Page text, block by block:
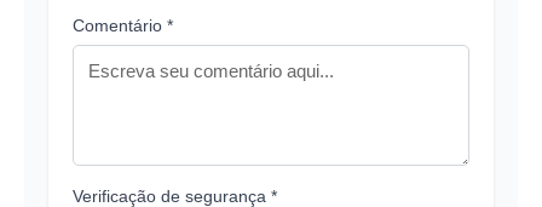
Comentário *
Verificação de segurança *